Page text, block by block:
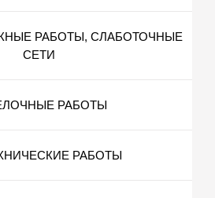
РАБОТЫ, СЛАБОТОЧНЫЕ
СЕТИ
РАБОТЫ
РАБОТЫ